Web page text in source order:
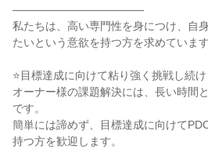
――――――――――――
私たちは、高い専門性を身につけ、自
たいという意欲を持つ方を求めています
⭐目標達成に向けて粘り強く挑戦し続
オーナー様の課題解決には、長い時間
です。
簡単には諦めず、目標達成に向けて
持つ方を歓迎します。